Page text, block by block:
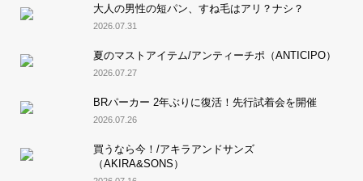
大人の男性の短パン、すね毛はアリ？ナシ？
2026.07.31
夏のマストアイテム/アンティーチポ（ANTICIPO）
2026.07.27
BRパーカー 2年ぶりに復活！先行試着会を開催
2026.07.26
買うなら今！/アキラアンドサンズ
（AKIRA&SONS）